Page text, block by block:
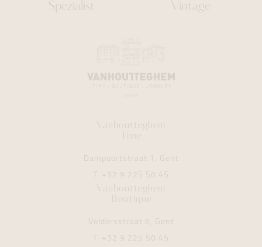
Spezialist Vintage
Vanhoutteghem
Time
Dampoortstraat 1, Gent
T. +32 9 225 50 45
Vanhoutteghem
Boutique
Voldersstraat 6, Gent
T. +32 9 225 50 45